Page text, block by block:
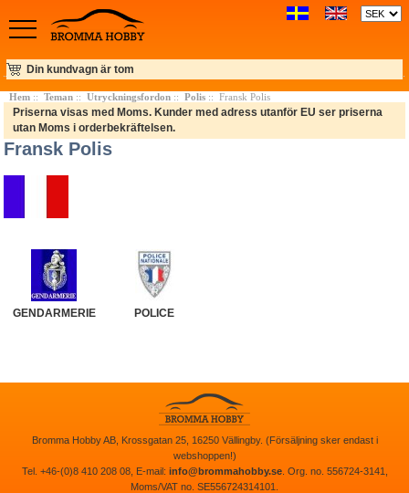
Din kundvagn är tom
Hem:: Teman:: Utryckningsfordon:: Polis:: Fransk Polis
Priserna visas med Moms. Kunder med adress utanför EU ser priserna
utan Moms i orderbekräftelsen.
Fransk Polis
GENDARMERIE POLICE
Bromma Hobby AB, Krossgatan 25, 16250 Vällingby. (Försäljning sker endast i
webshoppen!)
Tel. +46-(0)8 410 208 08, E-mail: info@brommahobby.se. Org. no. 556724-3141,
Moms/VAT no. SE556724314101.